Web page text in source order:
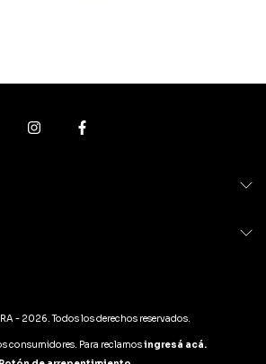
- 2026. Todos los derechos reservados.
consumidores. Para reclamosingresá acá.